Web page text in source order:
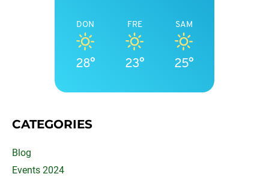
DON
28°
FRE
23°
SAM
25°
CATEGORIES
Blog
Events 2024